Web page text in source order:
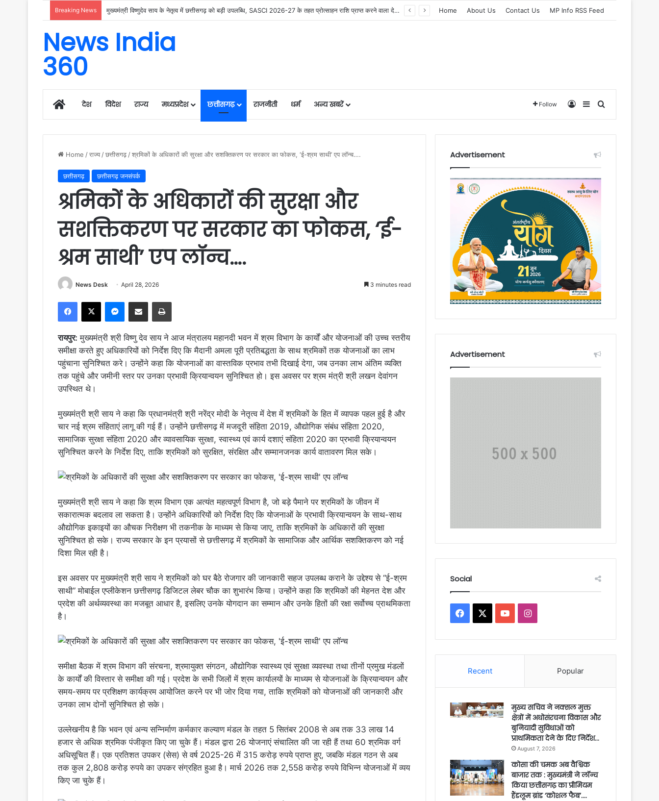
Breaking News जीवन में संघर्ष से मिली सफलता ही इतिहास रचती है – राजस्व मंत्री टंक राम वर्मा….. Home About Us Contact Us MP Info RSS Feed
News India
360
Homeदेश विदेश राज्य मध्यप्रदेश छत्तीसगढ़ राजनीती धर्म अन्य खबरें Follow Log InSidebarSearch for
Home /राज्य /छत्तीसगढ़ /श्रमिकों के अधिकारों की सुरक्षा और सशक्तिकरण पर सरकार का फोकस, ‘ई-श्रम साथी’ एप लॉन्च….
छत्तीसगढ़ छत्तीसगढ़ जनसंपर्क
श्रमिकों के अधिकारों की सुरक्षा और
सशक्तिकरण पर सरकार का फोकस, ‘ई-
श्रम साथी’ एप लॉन्च….
News Desk April 28, 2026 3 minutes read
Facebook
X Messenger
Share via Email Print
रायपुर: मुख्यमंत्री श्री विष्णु देव साय ने आज मंत्रालय महानदी भवन में श्रम विभाग के कार्यों और योजनाओं की उच्च स्तरीय
समीक्षा करते हुए अधिकारियों को निर्देश दिए कि मैदानी अमला पूरी प्रतिबद्धता के साथ श्रमिकों तक योजनाओं का लाभ
पहुंचाना सुनिश्चित करे। उन्होंने कहा कि योजनाओं का वास्तविक प्रभाव तभी दिखाई देगा, जब उनका लाभ अंतिम व्यक्ति
तक पहुंचे और जमीनी स्तर पर उनका प्रभावी क्रियान्वयन सुनिश्चित हो। इस अवसर पर श्रम मंत्री श्री लखन देवांगन
उपस्थित थे।
मुख्यमंत्री श्री साय ने कहा कि प्रधानमंत्री श्री नरेंद्र मोदी के नेतृत्व में देश में श्रमिकों के हित में व्यापक पहल हुई है और
चार नई श्रम संहिताएं लागू की गई हैं। उन्होंने छत्तीसगढ़ में मजदूरी संहिता 2019, औद्योगिक संबंध संहिता 2020,
सामाजिक सुरक्षा संहिता 2020 और व्यावसायिक सुरक्षा, स्वास्थ्य एवं कार्य दशाएं संहिता 2020 का प्रभावी क्रियान्वयन
सुनिश्चित करने के निर्देश दिए, ताकि श्रमिकों को सुरक्षित, संरक्षित और सम्मानजनक कार्य वातावरण मिल सके।
मुख्यमंत्री श्री साय ने कहा कि श्रम विभाग एक अत्यंत महत्वपूर्ण विभाग है, जो बड़े पैमाने पर श्रमिकों के जीवन में
सकारात्मक बदलाव ला सकता है। उन्होंने अधिकारियों को निर्देश दिए कि योजनाओं के प्रभावी क्रियान्वयन के साथ-साथ
औद्योगिक इकाइयों का औचक निरीक्षण भी तकनीक के माध्यम से किया जाए, ताकि श्रमिकों के अधिकारों की सुरक्षा
सुनिश्चित हो सके। राज्य सरकार के इन प्रयासों से छत्तीसगढ़ में श्रमिकों के सामाजिक और आर्थिक सशक्तिकरण को नई
दिशा मिल रही है।
इस अवसर पर मुख्यमंत्री श्री साय ने श्रमिकों को घर बैठे रोजगार की जानकारी सहज उपलब्ध कराने के उद्देश्य से “ई-श्रम
साथी” मोबाईल एप्लीकेशन छत्तीसगढ़ डिजिटल लेबर चौक का शुभारंभ किया। उन्होंने कहा कि श्रमिकों की मेहनत देश और
प्रदेश की अर्थव्यवस्था का मजबूत आधार है, इसलिए उनके योगदान का सम्मान और उनके हितों की रक्षा सर्वोच्च प्राथमिकता
है।
समीक्षा बैठक में श्रम विभाग की संरचना, श्रमायुक्त संगठन, औद्योगिक स्वास्थ्य एवं सुरक्षा व्यवस्था तथा तीनों प्रमुख मंडलों
के कार्यों की विस्तार से समीक्षा की गई। प्रदेश के सभी जिलों में श्रम कार्यालयों के माध्यम से योजनाओं के क्रियान्वयन और
समय-समय पर प्रशिक्षण कार्यक्रम आयोजित करने पर भी जोर दिया गया, ताकि श्रमिकों को योजनाओं की जानकारी और
उनका लाभ दोनों सुनिश्चित हो सके।
उल्लेखनीय है कि भवन एवं अन्य सन्निर्माण कर्मकार कल्याण मंडल के तहत 5 सितंबर 2008 से अब तक 33 लाख 14
हजार से अधिक श्रमिक पंजीकृत किए जा चुके हैं। मंडल द्वारा 26 योजनाएं संचालित की जा रही हैं तथा 60 श्रमिक वर्ग
अधिसूचित हैं। एक प्रतिशत उपकर (सेस) से वर्ष 2025-26 में 315 करोड़ रुपये प्राप्त हुए, जबकि मंडल गठन से अब
तक कुल 2,808 करोड़ रुपये का उपकर संग्रहित हुआ है। मार्च 2026 तक 2,558 करोड़ रुपये विभिन्न योजनाओं में व्यय
किए जा चुके हैं।
Advertisement
Advertisement
Social
Facebook YouTubeInstagram
Recent Popular
मुख्य सचिव ने नक्सल मुक्त
क्षेत्रों में अधोसंरचना विकास और
बुनियादी सुविधाओं को
प्राथमिकता देने के दिए निर्देश…
August 7, 2026
कोसा की चमक अब वैश्विक
बाजार तक : मुख्यमंत्री ने लॉन्च
किया छत्तीसगढ़ का प्रीमियम
हैंडलूम ब्रांड ‘कोशल फैब’….